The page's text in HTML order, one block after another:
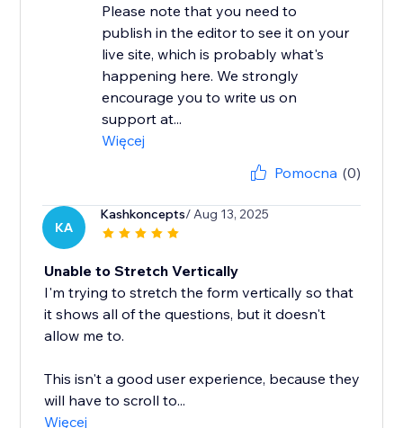
Please note that you need to
publish in the editor to see it on your
live site, which is probably what's
happening here. We strongly
encourage you to write us on
support at...
Więcej
Pomocna (0)
KA
Kashkoncepts/ Aug 13, 2025
Unable to Stretch Vertically
I'm trying to stretch the form vertically so that
it shows all of the questions, but it doesn't
allow me to.
This isn't a good user experience, because they
will have to scroll to...
Więcej